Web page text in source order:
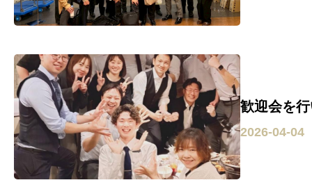
歓迎会を
2026-04-04